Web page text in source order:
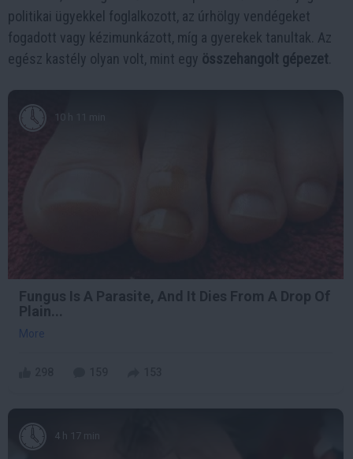
politikai ügyekkel foglalkozott, az úrhölgy vendégeket
fogadott vagy kézimunkázott, míg a gyerekek tanultak. Az
egész kastély olyan volt, mint egy összehangolt gépezet
10 h 11 min
Fungus Is A Parasite, And It Dies From A Drop Of
Plain...
More
4 h 17 min